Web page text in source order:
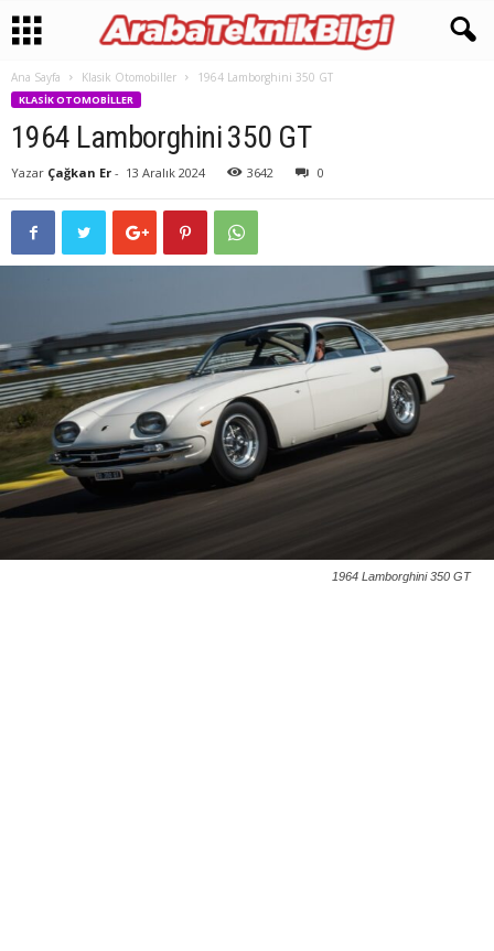
Ana Sayfa Klasik Otomobiller 1964 Lamborghini 350 GT
KLASIK OTOMOBILLER
1964 Lamborghini 350 GT
Yazar Çağkan Er - 13 Aralık 2024 3642 0
1964 Lamborghini 350 GT